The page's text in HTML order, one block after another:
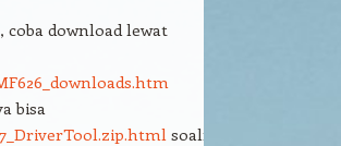
coba download lewat
bisa
soalnya